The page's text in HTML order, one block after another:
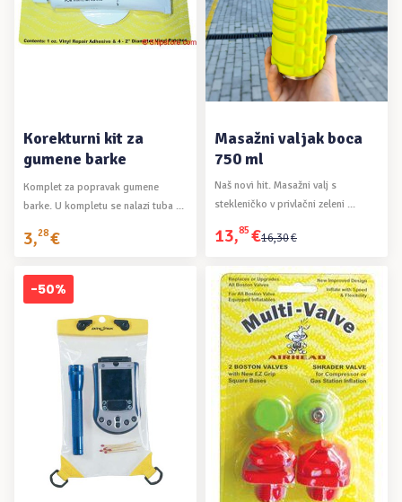
Korekturni kit za
gumene barke
Komplet za popravak gumene
barke. U kompletu se nalazi tuba ...
3,28€
Masažni valjak boca
750 ml
Naš novi hit. Masažni valj s
stekleničko v privlačni zeleni ...
16,30€
Izvorna
bila
je:
16,30€.
13,85 €
Trenutna
je:
13,85€.
-50%
DODAJ U KOŠARICU DODAJ U KOŠARICU